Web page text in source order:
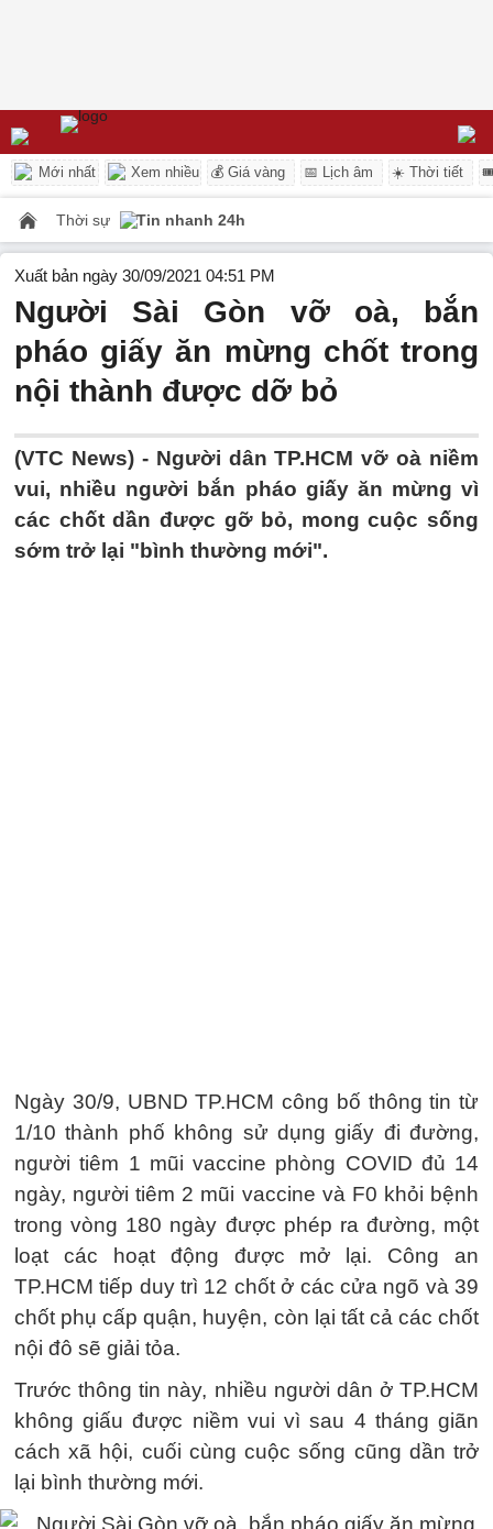
Mới nhất Xem nhiều 💰 Giá vàng 📅 Lịch âm ☀️ Thời tiết
Thời sự Tin nhanh 24h
Xuất bản ngày 30/09/2021 04:51 PM
Người Sài Gòn vỡ oà, bắn
pháo giấy ăn mừng chốt trong
nội thành được dỡ bỏ
(VTC News) - Người dân TP.HCM vỡ oà niềm
vui, nhiều người bắn pháo giấy ăn mừng vì
các chốt dần được gỡ bỏ, mong cuộc sống
sớm trở lại "bình thường mới".
Ngày 30/9, UBND TP.HCM công bố thông tin từ
1/10 thành phố không sử dụng giấy đi đường,
người tiêm 1 mũi vaccine phòng COVID đủ 14
ngày, người tiêm 2 mũi vaccine và F0 khỏi bệnh
trong vòng 180 ngày được phép ra đường, một
loạt các hoạt động được mở lại. Công an
TP.HCM tiếp duy trì 12 chốt ở các cửa ngõ và 39
chốt phụ cấp quận, huyện, còn lại tất cả các chốt
nội đô sẽ giải tỏa.
Trước thông tin này, nhiều người dân ở TP.HCM
không giấu được niềm vui vì sau 4 tháng giãn
cách xã hội, cuối cùng cuộc sống cũng dần trở
lại bình thường mới.